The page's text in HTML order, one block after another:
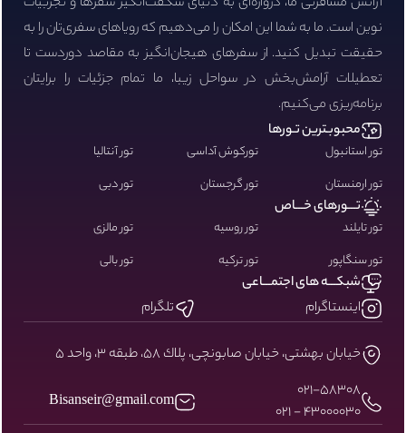
نوین است. ما به شما این امکان را می‌دهیم که رویاهای سفری‌تان را به
حقیقت تبدیل کنید. از سفرهای هیجان‌انگیز به مقاصد دوردست تا
تعطیلات آرامش‌بخش در سواحل زیبا، ما تمام جزئیات را برایتان
برنامه‌ریزی می‌کنیم.
محبوبـترین تـورها
تور استانبول تورکوش آداسی
تور آنتالیا
تور ارمنستان
تور گرجستان تور دبی
تـــورهای خـــاص
تور تایلند تور روسیه
تور مالزی
تور سنگاپور
تور ترکیه تور بالی
شبکـــه های اجتمـــاعی
اینستاگرام
تلگرام
خيابان بهشتى، خيابان صابونچى، پلاك ٥٨، طبقه ٣، واحد ٥
۰۲۱-58308
43000030 - 021
Bisanseir@gmail.com